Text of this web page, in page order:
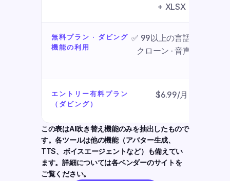
+ XLSX
無料プラン · ダビング
機能の利用
✅ 99以上の言語対応 ·
クローン · 音声分離
エントリー有料プラン
（ダビング）
$6.99/月
この表はAI吹き替え機能のみを抽出したもので
す。各ツールは他の機能（アバター生成、
TTS、ボイスエージェントなど）も備えてい
ます。詳細については各ベンダーのサイトを
ご覧ください。